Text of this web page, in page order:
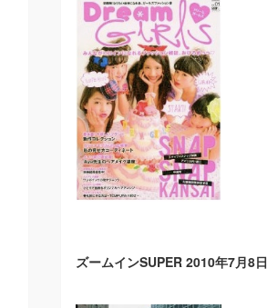
ズームインSUPER 2010年7月8日